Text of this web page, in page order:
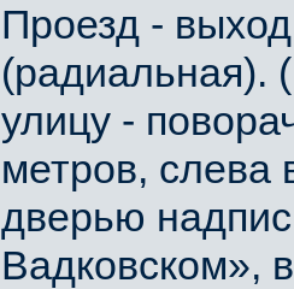
Проезд -
(радиальная).
улицу -
метров, слева
дверью
Вадковском»,